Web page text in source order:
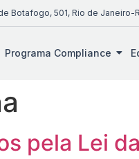
Botafogo, 501, Rio de Janeiro-
Programa Compliance
pela Lei